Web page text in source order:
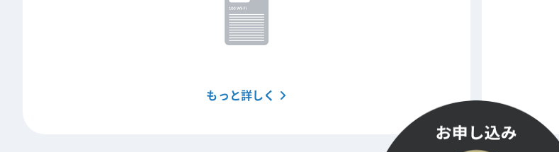
もっと詳しく